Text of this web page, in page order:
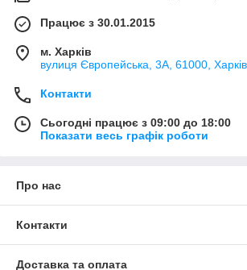
Працює з 30.01.2015
м. Харків
вулиця Європейська, 3А, 61000,
Контакти
Сьогодні працює з 09:00 до 18:00
Показати весь графік роботи
Про нас
Контакти
Доставка та оплата